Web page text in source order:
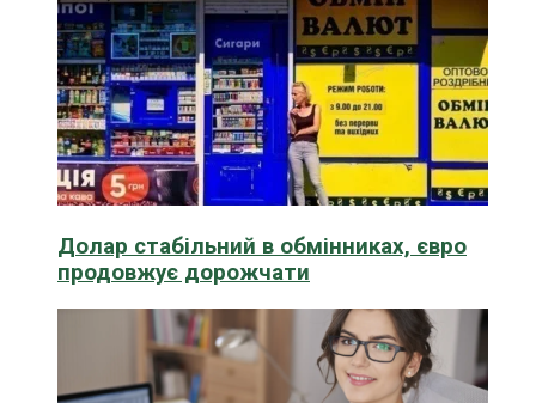
Долар стабільний в обмінниках, євро
продовжує дорожчати